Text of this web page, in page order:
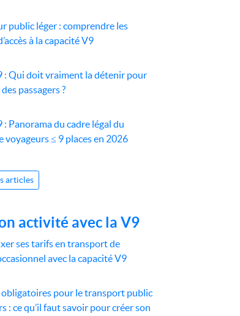
public léger : comprendre les
à la capacité V9
: Qui doit vraiment la détenir pour
passagers ?
: Panorama du cadre légal du
voyageurs ≤ 9 places en 2026
articles
activité avec la V9
ses tarifs en transport de
avec la capacité V9
obligatoires pour le transport public
: ce qu’il faut savoir pour créer son